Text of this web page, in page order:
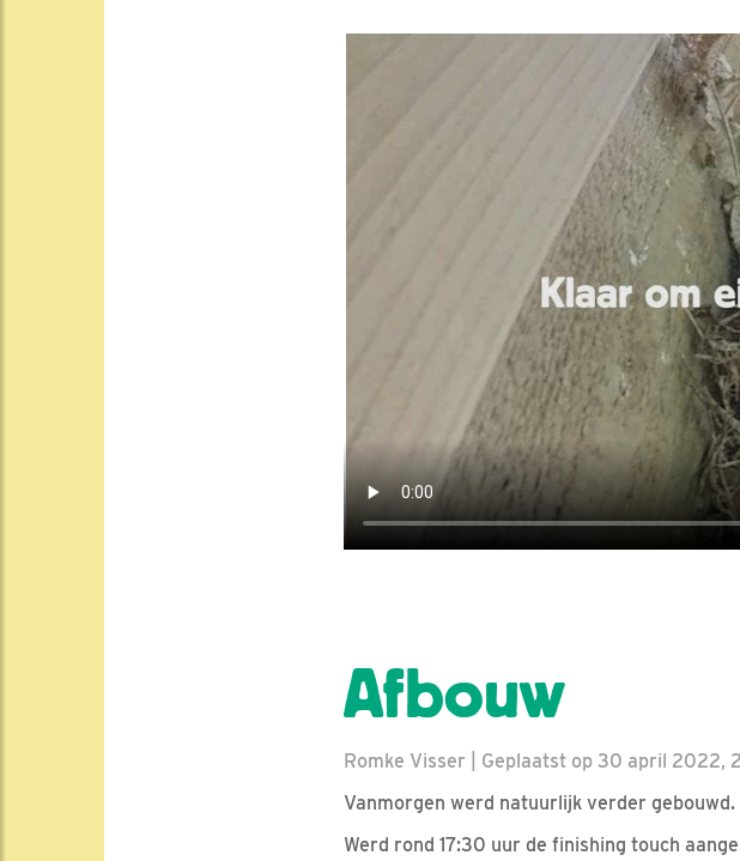
Afbouw
Romke Visser | Geplaatst op 30 april 2022,
Vanmorgen werd natuurlijk verder gebouwd.
Werd rond 17:30 uur de finishing touch